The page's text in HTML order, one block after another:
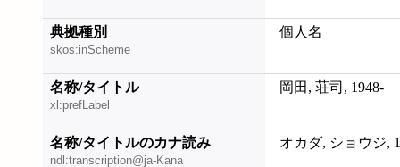
典拠種別
skos:inScheme
個人名
名称/タイトル
xl:prefLabel
岡田, 荘司, 1948-
名称/タイトルのカナ読み
ndl:transcription@ja-Kana
オカダ, ショウジ,